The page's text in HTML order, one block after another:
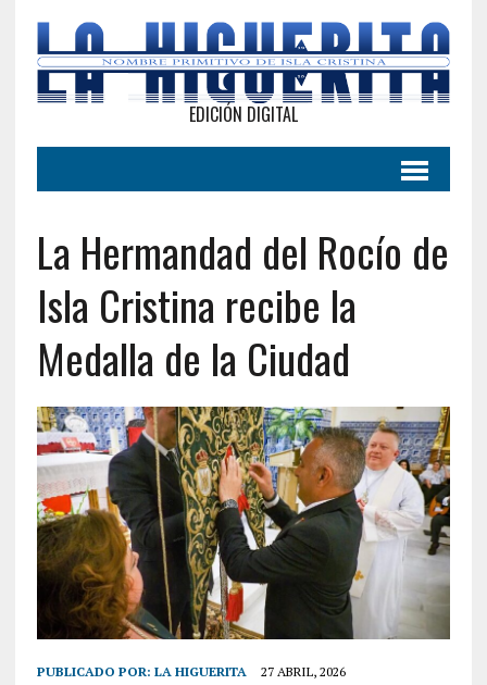
EDICIÓN DIGITAL
La Hermandad del Rocío de
Isla Cristina recibe la
Medalla de la Ciudad
PUBLICADO POR: LA HIGUERITA 27 ABRIL, 2026